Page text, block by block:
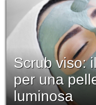
Scrub viso:
per una
luminosa